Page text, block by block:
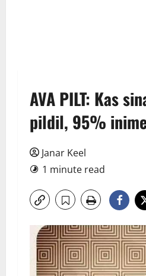
AVA PILT: Kas
pildil, 95%
Janar Keel
1 minute read